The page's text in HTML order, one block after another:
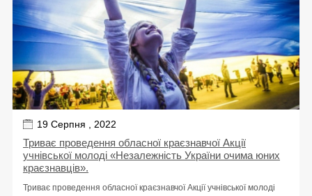
19 Серпня , 2022
Триває проведення обласної краєзнавчої Акції
учнівської молоді «Незалежність України очима юних
краєзнавців».
Триває проведення обласної краєзнавчої Акції учнівської молоді